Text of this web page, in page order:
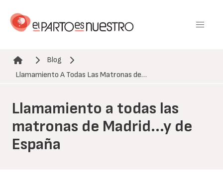
contenido
Ruta de navegación
Blog
Llamamiento A Todas Las Matronas de…
Llamamiento a todas las
matronas de Madrid...y de
España